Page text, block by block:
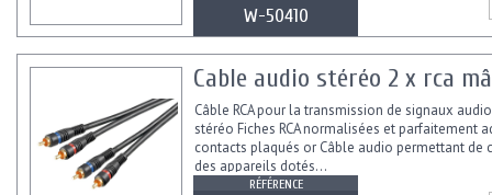
W-50410
Cable audio stéréo 2 x rca
Câble RCA pour la transmission de signaux
stéréo Fiches RCA normalisées et parfaitement
contacts plaqués or Câble audio permettant de
des appareils dotés...
RÉFÉRENCE